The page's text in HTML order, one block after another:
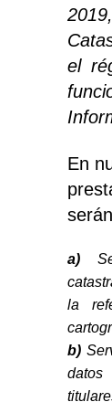
el
En
a)
la
b)